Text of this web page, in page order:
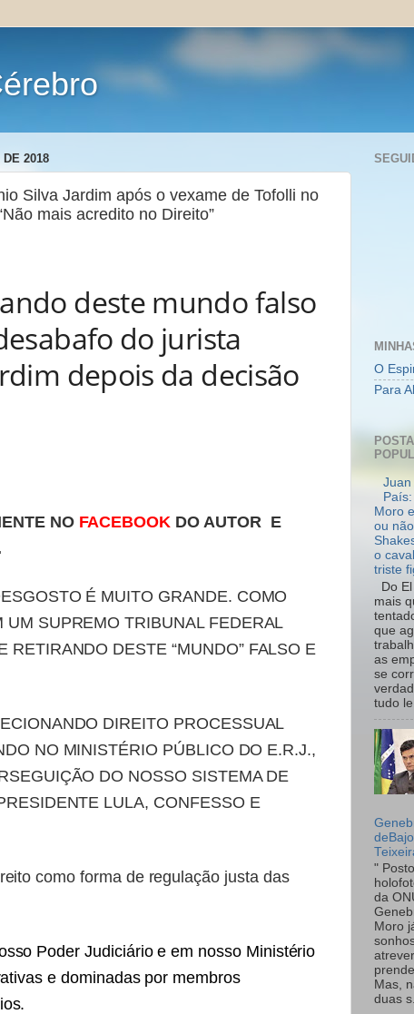
DE 2018
Silva Jardim após o vexame de Tofolli no
mais acredito no Direito”
deste mundo falso
do jurista
depois da decisão
NO FACEBOOK DO AUTOR E
É MUITO GRANDE. COMO
UM SUPREMO TRIBUNAL FEDERAL
RETIRANDO DESTE “MUNDO” FALSO E
DIREITO PROCESSUAL
NO MINISTÉRIO PÚBLICO DO E.R.J.,
DO NOSSO SISTEMA DE
LULA, CONFESSO E
como forma de regulação justa das
Poder Judiciário e em nosso Ministério
e dominadas por membros
O
Para
Juan
Moro
ou
o
triste
Do
mais
que
as
se
tudo
"
da
Moro
Mas,
duas